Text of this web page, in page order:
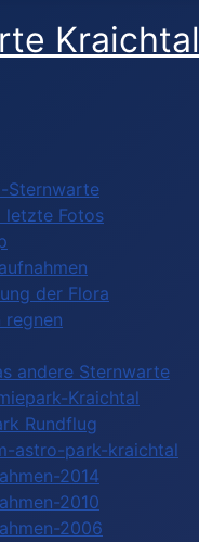
Kraichtal
Sternwarte
letzte Fotos
der Flora
regnen
andere Sternwarte
Kraichtal
Rundflug
astro-park-kraichtal
2014
2010
2006